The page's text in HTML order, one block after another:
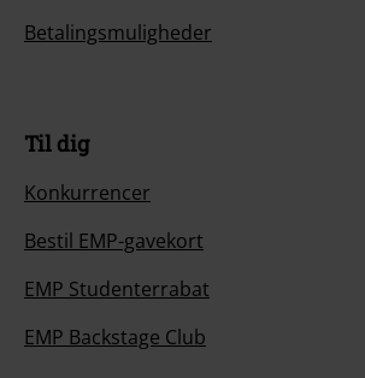
Betalingsmuligheder
Til dig
Konkurrencer
Bestil EMP-gavekort
EMP Studenterrabat
EMP Backstage Club